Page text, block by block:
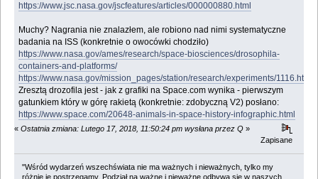
https://www.jsc.nasa.gov/jscfeatures/articles/000000880.html
Muchy? Nagrania nie znalazłem, ale robiono nad nimi systematyczne
badania na ISS (konkretnie o owocówki chodziło)
https://www.nasa.gov/ames/research/space-biosciences/drosophila-
containers-and-platforms/
https://www.nasa.gov/mission_pages/station/research/experiments/1116.html
Zresztą drozofila jest - jak z grafiki na Space.com wynika - pierwszym
gatunkiem który w górę rakietą (konkretnie: zdobyczną V2) posłano:
https://www.space.com/20648-animals-in-space-history-infographic.html
« Ostatnia zmiana: Lutego 17, 2018, 11:50:24 pm wysłana przez Q »
Zapisane
"Wśród wydarzeń wszechświata nie ma ważnych i nieważnych, tylko my
różnie je postrzegamy. Podział na ważne i nieważne odbywa się w naszych